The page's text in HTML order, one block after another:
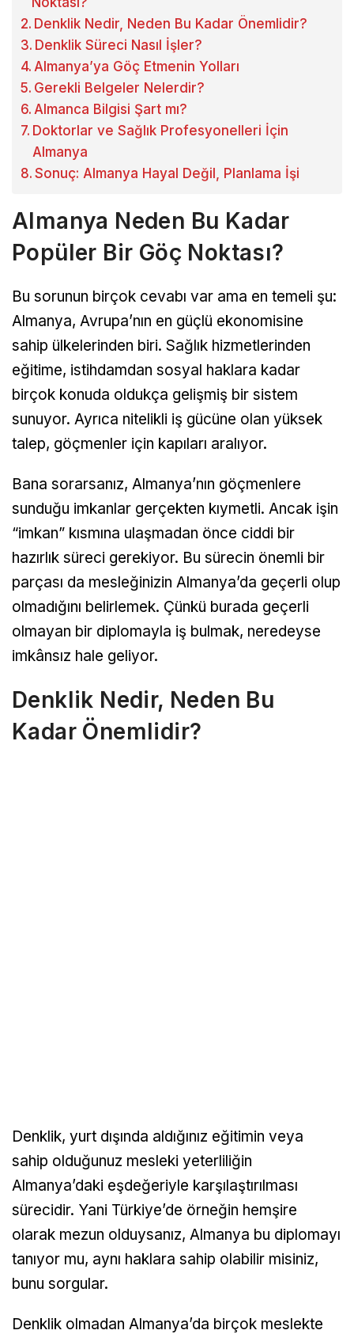
Denklik Nedir, Neden Bu Kadar Önemlidir?
Denklik Süreci Nasıl İşler?
Almanya’ya Göç Etmenin Yolları
Gerekli Belgeler Nelerdir?
Almanca Bilgisi Şart mı?
Doktorlar ve Sağlık Profesyonelleri İçin
Almanya
Sonuç: Almanya Hayal Değil, Planlama İşi
Almanya Neden Bu Kadar
Popüler Bir Göç Noktası?
Bu sorunun birçok cevabı var ama en temeli şu:
Almanya, Avrupa’nın en güçlü ekonomisine
sahip ülkelerinden biri. Sağlık hizmetlerinden
eğitime, istihdamdan sosyal haklara kadar
birçok konuda oldukça gelişmiş bir sistem
sunuyor. Ayrıca nitelikli iş gücüne olan yüksek
talep, göçmenler için kapıları aralıyor.
Bana sorarsanız, Almanya’nın göçmenlere
sunduğu imkanlar gerçekten kıymetli. Ancak işin
“imkan” kısmına ulaşmadan önce ciddi bir
hazırlık süreci gerekiyor. Bu sürecin önemli bir
parçası da mesleğinizin Almanya’da geçerli olup
olmadığını belirlemek. Çünkü burada geçerli
olmayan bir diplomayla iş bulmak, neredeyse
imkânsız hale geliyor.
Denklik Nedir, Neden Bu
Kadar Önemlidir?
Denklik, yurt dışında aldığınız eğitimin veya
sahip olduğunuz mesleki yeterliliğin
Almanya’daki eşdeğeriyle karşılaştırılması
sürecidir. Yani Türkiye’de örneğin hemşire
olarak mezun olduysanız, Almanya bu diplomayı
tanıyor mu, aynı haklara sahip olabilir misiniz,
bunu sorgular.
Denklik olmadan Almanya’da birçok meslekte